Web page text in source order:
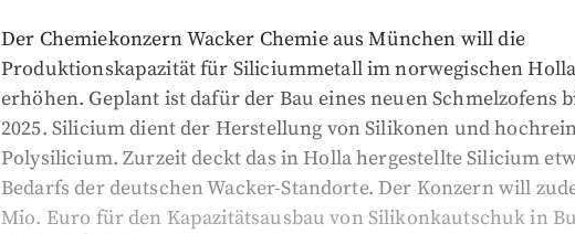
Der Chemiekonzern Wacker Chemie aus München will die
Produktionskapazität für Siliciummetall im norwegischen
erhöhen. Geplant ist dafür der Bau eines neuen Schmelzofens
2025. Silicium dient der Herstellung von Silikonen und
Polysilicium. Zurzeit deckt das in Holla hergestellte Silicium
Bedarfs der deutschen Wacker-Standorte. Der Konzern will
Mio. Euro für den Kapazitätsausbau von Silikonkautschuk in